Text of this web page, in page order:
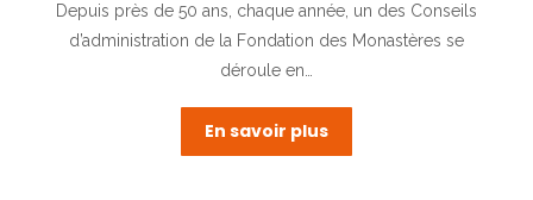
Photo PY Rinquin Les travaux de sauvegarde lancés en
décembre 2019 ont duré deux ans En novembre 2018,
un large appel…
En savoir plus